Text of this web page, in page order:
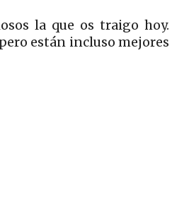
la que os traigo hoy.
están incluso mejores